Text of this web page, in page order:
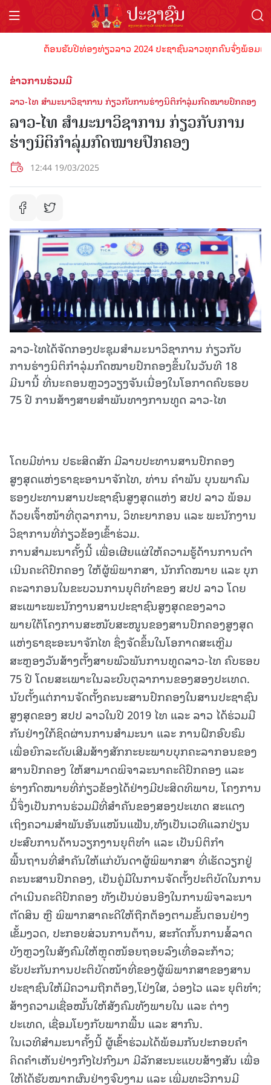
ຕ້ອນຮັບປີທ່ອງທ່ຽວລາວ 2024 ປະຊາຊົນລາວທຸກຄົນຈົ່ງພ້ອມເປັ
ຂ່າວການຮ່ວມມື
ລາວ-ໄທ ສໍາມະນາວິຊາການ ກ່ຽວກັບການຮ່າງນິຕິກຳລຸ່ມກົດໝາຍປົກຄອງ
ລາວ-ໄທ ສໍາມະນາວິຊາການ ກ່ຽວກັບການ
ຮ່າງນິຕິກຳລຸ່ມກົດໝາຍປົກຄອງ
12:44 19/03/2025
ລາວ-ໄທໄດ້ຈັດກອງປະຊຸມສໍາມະນາວິຊາການ ກ່ຽວກັບ
ການຮ່າງນິຕິກຳລຸ່ມກົດໝາຍປົກຄອງຂຶ້ນໃນວັນທີ 18
ມີນານີ້ ທີ່ນະຄອນຫຼວງວຽງຈັນເນື່ອງໃນໂອກາດຄົບຮອບ
75 ປີ ການສ້າງສາຍສຳພັນທາງການທູດ ລາວ-ໄທ
ໂດຍມີທ່ານ ປຣະສິດສັກ ມີລາບປະທານສານປົກຄອງ
ສູງສຸດແຫ່ງຣາຊະອານາຈັກໄທ, ທ່ານ ຄໍາພັນ ບຸນພາຄົມ
ຮອງປະທານສານປະຊາຊົນສູງສຸດແຫ່ງ ສປປ ລາວ ພ້ອມ
ດ້ວຍເຈົ້າໜ້າທີ່ຕຸລາການ, ວິທະຍາກອນ ແລະ ພະນັກງານ
ວິຊາການທີ່ກ່ຽວຂ້ອງເຂົ້າຮ່ວມ.
ການສໍາມະນາຄັ້ງນີ້ ເພື່ອເຜີຍແຜ່ໃຫ້ຄວາມຮູ້ດ້ານການດໍາ
ເນີນຄະດີປົກຄອງ ໃຫ້ຜູ້ພິພາກສາ, ນັກກົດໝາຍ ແລະ ບຸກ
ຄະລາກອນໃນຂະບວນການຍຸຕິທຳຂອງ ສປປ ລາວ ໂດຍ
ສະເພາະພະນັກງານສານປະຊາຊົນສູງສຸດຂອງລາວ
ພາຍໃຕ້ໂຄງການສະໜັບສະໜູນຂອງສານປົກຄອງສູງສຸດ
ແຫ່ງຣາຊະອະນາຈັກໄທ ຊຶ່ງຈັດຂຶ້ນໃນໂອກາດສະເຫຼີມ
ສະຫຼອງວັນສ້າງຕັ້ງສາຍພົວພັນການທູດລາວ-ໄທ ຄົບຮອບ
75 ປີ ໂດຍສະເພາະໃນລະບົບຕຸລາການຂອງສອງປະເທດ.
ນັບຕັ້ງແຕ່ການຈັດຕັ້ງຄະນະສານປົກຄອງໃນສານປະຊາຊົນ
ສູງສຸດຂອງ ສປປ ລາວໃນປີ 2019 ໄທ ແລະ ລາວ ໄດ້ຮ່ວມມື
ກັນຢ່າງໃກ້ຊິດຜ່ານການສໍາມະນາ ແລະ ການຝຶກອົບຮົມ
ເພື່ອຍົກລະດັບເສີມສ້າງສັກກະຍະພາບບຸກຄະລາກອນຂອງ
ສານປົກຄອງ ໃຫ້ສາມາດພິຈາລະນາຄະດີປົກຄອງ ແລະ
ຮ່າງກົດໝາຍທີ່ກ່ຽວຂ້ອງໄດ້ຢ່າງມີປະສິດທິພາບ, ໂຄງການ
ນີ້ຈຶ່ງເປັນການຮ່ວມມືທີ່ສຳຄັນຂອງສອງປະເທດ ສະແດງ
ເຖິງຄວາມສຳພັນອັນແໜ້ນແຟ້ນ,ທັງເປັນເວທີແລກປ່ຽນ
ປະສົບການດ້ານວຽກງານຍຸຕິທຳ ແລະ ເປັນນິຕິກໍາ
ພື້ນຖານທີ່ສໍາຄັນໃຫ້ແກ່ບັນດາຜູ້ພິພາກສາ ທີ່ເຮັດວຽກຢູ່
ຄະນະສານປົກຄອງ, ເປັນຄູ່ມືໃນການຈັດຕັ້ງປະຕິບັດໃນການ
ດໍາເນີນຄະດີປົກຄອງ ທັງເປັນບ່ອນອີງໃນການພິຈາລະນາ
ຕັດສິນ ຫຼື ພິພາກສາຄະດີໃຫ້ຖືກຕ້ອງຕາມຂັ້ນຕອນຢ່າງ
ເຂັ້ມງວດ, ປະກອບສ່ວນການຕ້ານ, ສະກັດກັ້ນການສໍ້ລາດ
ບັງຫຼວງໃນສັງຄົມໃຫ້ຫຼຸດໜ້ອຍຖອຍລົງເທື່ອລະກ້າວ;
ຮັບປະກັນການປະຕິບັດໜ້າທີ່ຂອງຜູ້ພິພາກສາຂອງສານ
ປະຊາຊົນໃຫ້ມີຄວາມຖືກຕ້ອງ,ໂປ່ງໃສ, ວ່ອງໄວ ແລະ ຍຸຕິທໍາ;
ສ້າງຄວາມເຊື່ອໝັ້ນໃຫ້ສັງຄົມທັງພາຍໃນ ແລະ ຕ່າງ
ປະເທດ, ເຊື່ອມໂຍງກັບພາກພື້ນ ແລະ ສາກົນ.
ໃນເວທີສຳມະນາຄັ້ງນີ້ ຜູ້ເຂົ້າຮ່ວມໄດ້ພ້ອມກັນປະກອບຄໍາ
ຄິດຄໍາເຫັນຢ່າງກົງໄປກົງມາ ມີລັກສະນະແບບສ້າງສັນ ເພື່ອ
ໃຫ້ໄດ້ຮັບໝາກຜົນຢ່າງຈົບງາມ ແລະ ເພີ່ມທະວີການມີ